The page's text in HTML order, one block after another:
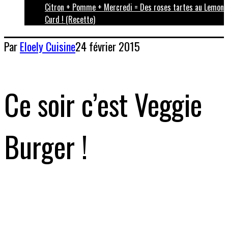
Citron + Pomme + Mercredi = Des roses tartes au Lemon
Curd ! (Recette)
ParEloelyCuisine24 février 2015
Ce soir c’est Veggie
Burger !